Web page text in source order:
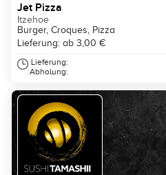
Jet Pizza
Itzehoe
Burger, Croques, Pizza
Lieferung: ab 3,00 €
Lieferung:
Abholung: